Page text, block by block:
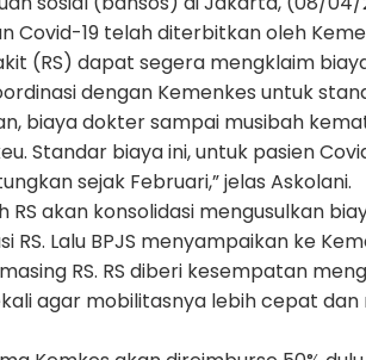
Covid-19 telah diterbitkan oleh
(RS) dapat segera mengklaim
dengan Kemenkes untuk
biaya dokter sampai musibah
Standar biaya ini, untuk pasien
sejak Februari,” jelas Askolani.
akan konsolidasi mengusulkan
RS. Lalu BPJS menyampaikan ke
RS. RS diberi kesempatan
agar mobilitasnya lebih cepat